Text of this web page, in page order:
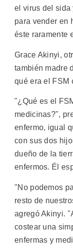
el virus del sida
para vender en
éste raramente
Grace Akinyi,
también madre
qué era el FSM
"¿Qué es el
medicinas?",
enfermo, igual
con sus dos
dueño de la
enfermos. Él
"No podemos
resto de
agregó Akinyi.
costear una
enfermas y